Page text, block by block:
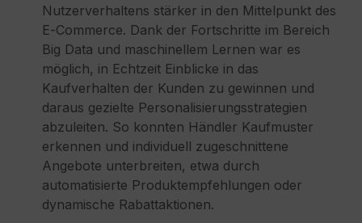
Nutzerverhaltens stärker in den Mittelpunkt des
E‑Commerce. Dank der Fortschritte im Bereich
Big Data und maschinellem Lernen war es
möglich, in Echtzeit Einblicke in das
Kaufverhalten der Kunden zu gewinnen und
daraus gezielte Personalisierungsstrategien
abzuleiten. So konnten Händler Kaufmuster
erkennen und individuell zugeschnittene
Angebote unterbreiten, etwa durch
automatisierte Produktempfehlungen oder
dynamische Rabattaktionen.